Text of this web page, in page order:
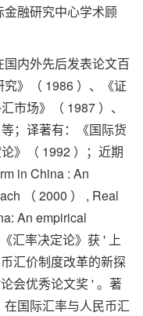
融研究中心学术顾
内外先后发表论文百
》（ 1986 ）、《证
市场》（ 1987 ）、
；译著有：《国际货
》（ 1992 ）；近期
in China : An
（ 2000 ） , Real
An empirical
汇率决定论》获 ' 上
汇价制度改革的新探
会优秀论文奖 ' 。著
国际汇率与人民币汇